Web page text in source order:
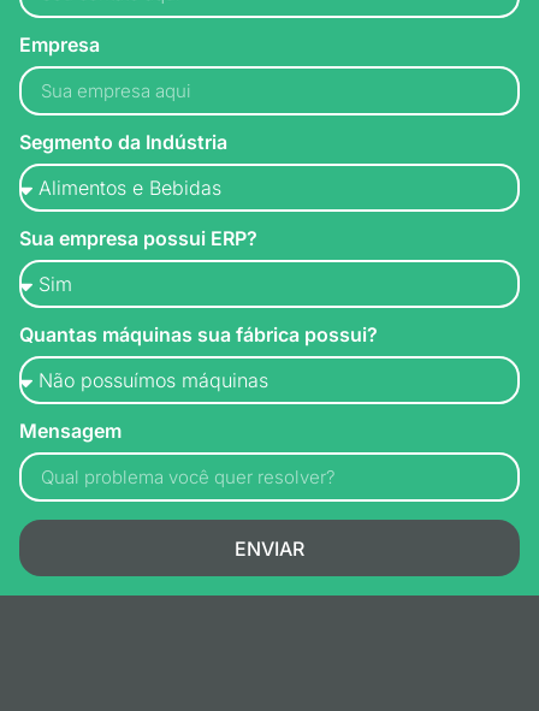
Empresa
Segmento da Indústria
Sua empresa possui ERP?
Quantas máquinas sua fábrica possui?
Mensagem
ENVIAR